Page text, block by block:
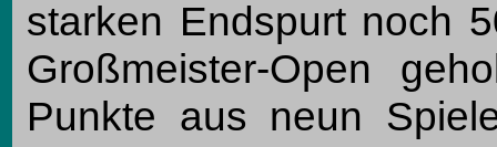
starken Endspurt noch
Großmeister-Open
Punkte aus neun